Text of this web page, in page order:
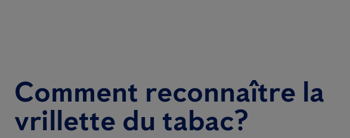
Comment reconnaître la
vrillette du tabac?